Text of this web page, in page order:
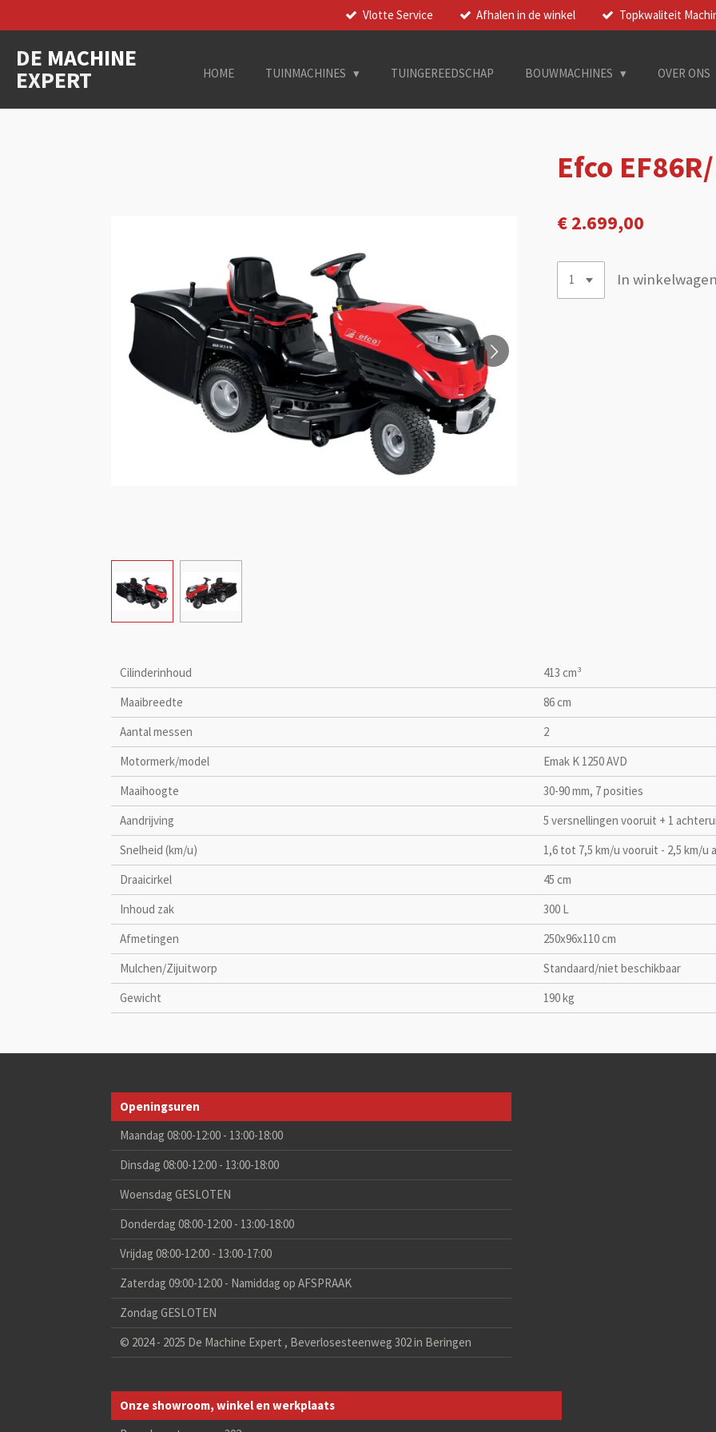
direct
naar
de
hoofdinhoud
Vlotte Service Afhalen in de winkel Topkwaliteit
DE MACHINE
EXPERT HOME TUINMACHINES TUINGEREEDSCHAP BOUWMACHINES OVER ONS
Efco
€ 2.699,00
In winkelwagen
Cilinderinhoud
413 cm³
Maaibreedte
86 cm
Aantal messen
2
Motormerk/model
Emak K 1250 AVD
Maaihoogte
30-90 mm, 7 posities
Aandrijving
5 versnellingen vooruit + 1
Snelheid (km/u)
1,6 tot 7,5 km/u vooruit - 2,5 km/u
Draaicirkel
45 cm
Inhoud zak
300 L
Afmetingen
250x96x110 cm
Mulchen/Zijuitworp
Standaard/niet beschikbaar
Gewicht
190 kg
Openingsuren
Maandag 08:00-12:00 - 13:00-18:00
Dinsdag 08:00-12:00 - 13:00-18:00
Woensdag GESLOTEN
Donderdag 08:00-12:00 - 13:00-18:00
Vrijdag 08:00-12:00 - 13:00-17:00
Zaterdag 09:00-12:00 - Namiddag op AFSPRAAK
Zondag GESLOTEN
© 2024 - 2025 De Machine Expert , Beverlosesteenweg 302 in Beringen
Onze showroom, winkel en werkplaats